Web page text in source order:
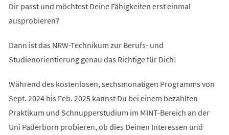
Dir passt und möchtest Deine Fähigkeiten erst einmal
ausprobieren?
Dann ist das NRW-Technikum zur Berufs- und
Studienorientierung genau das Richtige für Dich!
Während des kostenlosen, sechsmonatigen Programms von
Sept. 2024 bis Feb. 2025 kannst Du bei einem bezahlten
Praktikum und Schnupperstudium im MINT-Bereich an der
Uni Paderborn probieren, ob dies Deinen Interessen und